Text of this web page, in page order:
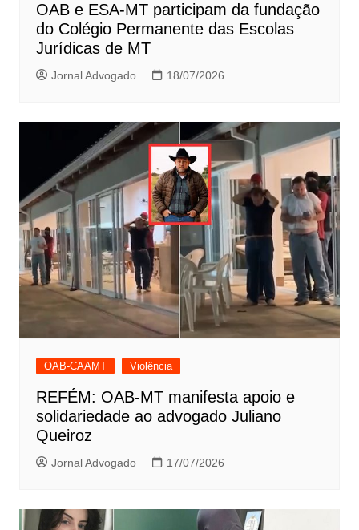
OAB e ESA-MT participam da fundação
do Colégio Permanente das Escolas
Jurídicas de MT
Jornal Advogado 18/07/2026
OAB-CAAMT Violência
REFÉM: OAB-MT manifesta apoio e
solidariedade ao advogado Juliano
Queiroz
Jornal Advogado 17/07/2026